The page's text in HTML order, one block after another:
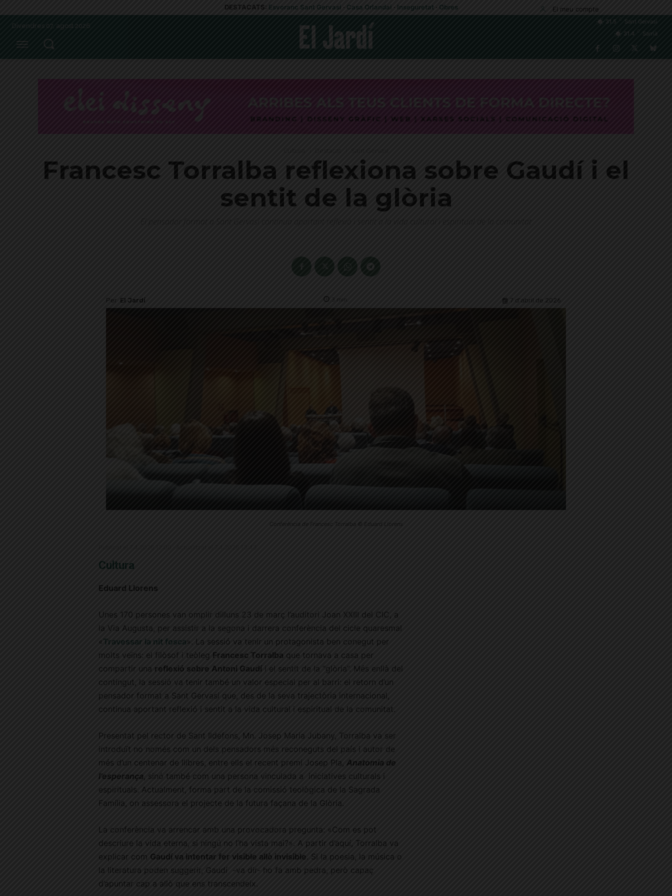
DESTACATS: Esvoranc Sant Gervasi · Casa Orlandai · Inseguretat · Obres El meu compte
Divendres 07, agost 2026
31.5
Sant Gervasi
31.4
Sarrià
Destacat
Francesc Torralba reflexiona sobre Gaudí i el
sentit de la glòria
El pensador format a Sant Gervasi continua aportant reflexió i sentit a la vida cultural i espiritual de la comunitat
Per El Jardí 3 min. 7 d'abril de 2026
Conferència de Francesc Torralba © Eduard Llorens
Cultura
Eduard Llorens
Unes 170 persones van omplir dilluns 23 de març l’auditori Joan XXIII del CIC, a
la Via Augusta, per assistir a la segona i darrera conferència del cicle quaresmal
«Travessar la nit fosca». La sessió va tenir un protagonista ben conegut per
molts veïns: el filòsof i teòleg Francesc Torralba que tornava a casa per
compartir una reflexió sobre Antoni Gaudí i el sentit de la “glòria”. Més enllà del
contingut, la sessió va tenir també un valor especial per al barri: el retorn d’un
pensador format a Sant Gervasi que, des de la seva trajectòria internacional,
continua aportant reflexió i sentit a la vida cultural i espiritual de la comunitat.
Presentat pel rector de Sant Ildefons, Mn. Josep Maria Jubany, Torralba va ser
introduït no només com un dels pensadors més reconeguts del país i autor de
més d’un centenar de llibres, entre ells el recent premi Josep Pla, Anatomia de
l’esperança, sinó també com una persona vinculada a iniciatives culturals i
espirituals. Actualment, forma part de la comissió teològica de la Sagrada
Família, on assessora el projecte de la futura façana de la Glòria.
La conferència va arrencar amb una provocadora pregunta: «Com es pot
descriure la vida eterna, si ningú no l’ha vista mai?». A partir d’aquí, Torralba va
explicar com Gaudí va intentar fer visible allò invisible. Si la poesia, la música o
la literatura poden suggerir, Gaudí -va dir- ho fa amb pedra, però capaç
d’apuntar cap a allò que ens transcendeix.